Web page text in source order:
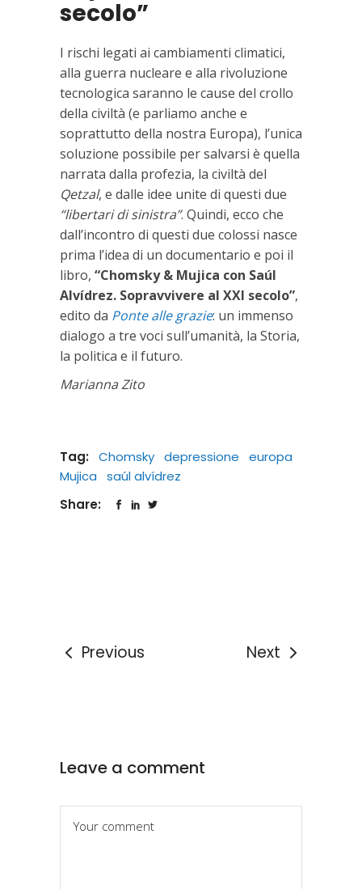
secolo”
I rischi legati ai cambiamenti climatici,
alla guerra nucleare e alla rivoluzione
tecnologica saranno le cause del crollo
della civiltà (e parliamo anche e
soprattutto della nostra Europa), l’unica
soluzione possibile per salvarsi è quella
narrata dalla profezia, la civiltà del
Qetzal, e dalle idee unite di questi due
“libertari di sinistra”. Quindi, ecco che
dall’incontro di questi due colossi nasce
prima l’idea di un documentario e poi il
libro, “Chomsky & Mujica con Saúl
Alvídrez. Sopravvivere al XXI secolo”,
edito da Ponte alle grazie: un immenso
dialogo a tre voci sull’umanità, la Storia,
la politica e il futuro.
Marianna Zito
Tag: Chomsky depressione
europa
Mujica
saúl alvídrez
Share:
Previous Next
Leave a comment